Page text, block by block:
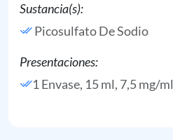
Sustancia(s):
Picosulfato De Sodio
Presentaciones:
1 Envase, 15 ml, 7,5 mg/ml